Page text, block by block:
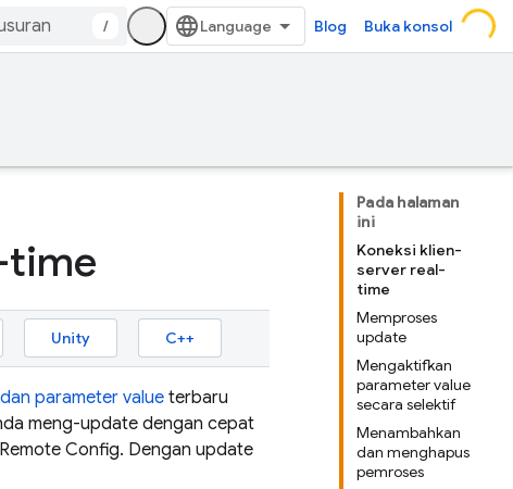
/ Blog Buka konsol
Pada halaman
ini
Koneksi klien-
server real-
time
Memproses
update
Mengaktifkan
parameter value
secara selektif
Menambahkan
dan menghapus
pemroses
time
Unity C++
parameter value terbaru
meng-update dengan cepat
Remote Config. Dengan update